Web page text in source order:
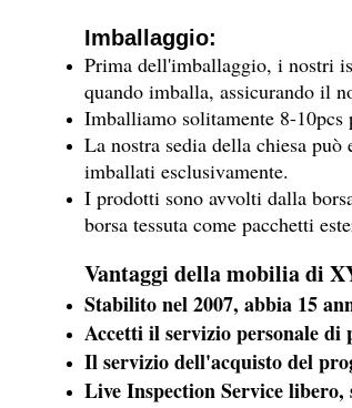
Imballaggio:
Prima dell'imballaggio, i nostri
quando imballa, assicurando il
Imballiamo solitamente 8-
La nostra sedia della chiesa
imballati esclusivamente.
I prodotti sono avvolti dalla
borsa tessuta come pacchetti
Vantaggi della mobilia di
Stabilito nel 2007, abbia 15
Accetti il servizio personale
Il servizio dell'acquisto del
Live Inspection Service